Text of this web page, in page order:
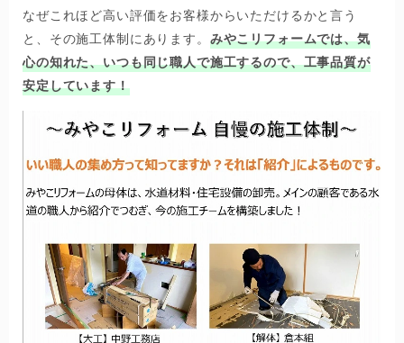
なぜこれほど高い評価をお客様からいただけるかと言う
と、その施工体制にあります。 みやこリフォームでは、気
心の知れた、いつも同じ職人で施工するので、工事品質が
安定しています！